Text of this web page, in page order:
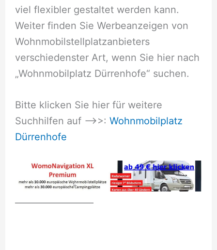
viel flexibler gestaltet werden kann.
Weiter finden Sie Werbeanzeigen von
Wohnmobilstellplatzanbieters
verschiedenster Art, wenn Sie hier nach
„Wohnmobilplatz Dürrenhofe“ suchen.
Bitte klicken Sie hier für weitere
Suchhilfen auf –>>: Wohnmobilplatz
Dürrenhofe